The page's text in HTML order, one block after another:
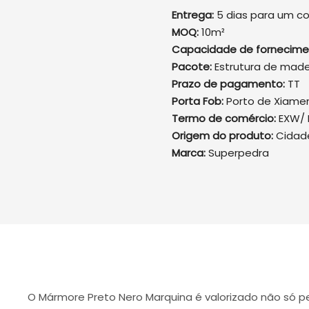
Entrega: 5 dias para um
MOQ:10m²
Capacidade de
Pacote:Estrutura de
Prazo de pagamento: TT
Porta Fob:Porto de
Termo de comércio:EXW/
Origem do produto:
Marca:Superpedra
O Mármore Preto Nero Marquina é valorizado não só